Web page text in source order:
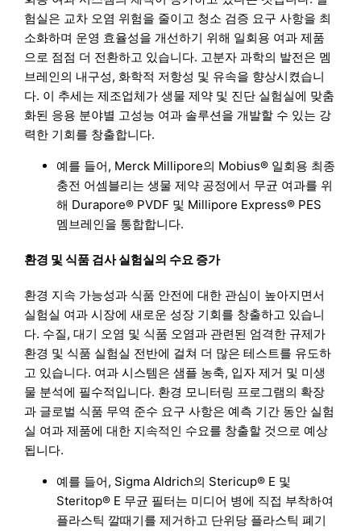
험실은 교차 오염 위험을 줄이고 청소 검증 요구 사항을 최
소화하며 운영 효율성을 개선하기 위해 일회용 여과 제품
으로 점점 더 전환하고 있습니다. 고분자 과학의 발전은 멤
브레인의 내구성, 화학적 저항성 및 유속을 향상시켰습니
다. 이 추세는 제조업체가 생물 제약 및 진단 실험실에 맞춤
화된 응용 분야별 고성능 여과 솔루션을 개발할 수 있는 강
력한 기회를 창출합니다.
예를 들어, Merck Millipore의 Mobius® 일회용 최종
충전 어셈블리는 생물 제약 공정에서 무균 여과를 위
해 Durapore® PVDF 및 Millipore Express® PES
멤브레인을 통합합니다.
환경 및 식품 검사 실험실의 수요 증가
환경 지속 가능성과 식품 안전에 대한 관심이 높아지면서
실험실 여과 시장에 새로운 성장 기회를 창출하고 있습니
다. 수질, 대기 오염 및 식품 오염과 관련된 엄격한 규제가
환경 및 식품 실험실 전반에 걸쳐 더 많은 테스트를 유도하
고 있습니다. 여과 시스템은 샘플 농축, 입자 제거 및 미생
물 분석에 필수적입니다. 환경 모니터링 프로그램의 확장
과 글로벌 식품 무역 준수 요구 사항은 예측 기간 동안 실험
실 여과 제품에 대한 지속적인 수요를 창출할 것으로 예상
됩니다.
예를 들어, Sigma Aldrich의 Stericup® E 및
Steritop® E 무균 필터는 미디어 병에 직접 부착하여
플라스틱 깔때기를 제거하고 단위당 플라스틱 폐기